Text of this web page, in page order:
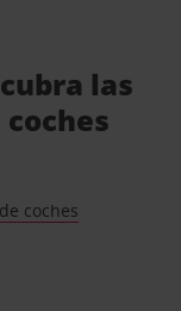
las
coches